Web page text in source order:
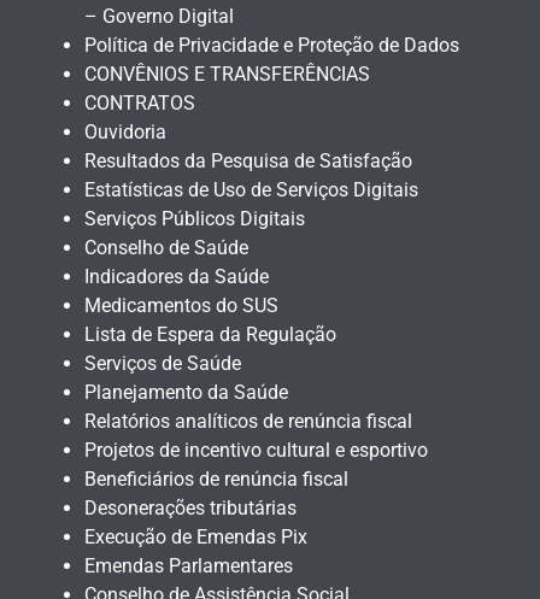
– Governo Digital
Política de Privacidade e Proteção de Dados
CONVÊNIOS E TRANSFERÊNCIAS
CONTRATOS
Ouvidoria
Resultados da Pesquisa de Satisfação
Estatísticas de Uso de Serviços Digitais
Serviços Públicos Digitais
Conselho de Saúde
Indicadores da Saúde
Medicamentos do SUS
Lista de Espera da Regulação
Serviços de Saúde
Planejamento da Saúde
Relatórios analíticos de renúncia fiscal
Projetos de incentivo cultural e esportivo
Beneficiários de renúncia fiscal
Desonerações tributárias
Execução de Emendas Pix
Emendas Parlamentares